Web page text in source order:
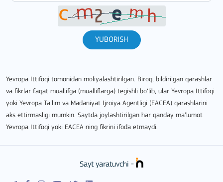
YUBORISH
Yevropa Ittifoqi tomonidan moliyalashtirilgan. Biroq, bildirilgan qarashlar
va fikrlar faqat muallifga (mualliflarga) tegishli bo‘lib, ular Yevropa Ittifoqi
yoki Yevropa Ta’lim va Madaniyat Ijroiya Agentligi (EACEA) qarashlarini
aks ettirmasligi mumkin. Saytda joylashtirilgan har qanday ma’lumot
Yevropa Ittifoqi yoki EACEA ning fikrini ifoda etmaydi.
Sayt yaratuvchi -